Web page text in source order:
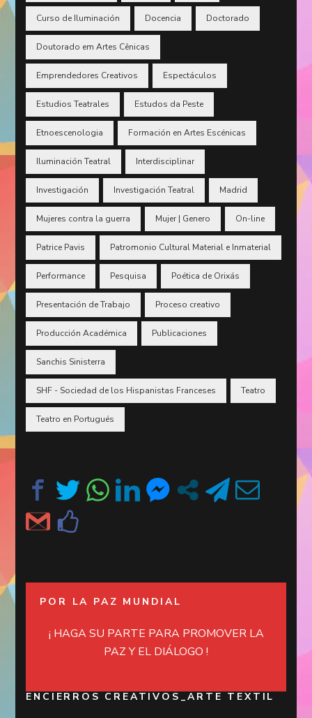
Curso de Iluminación Docencia Doctorado
Doutorado em Artes Cênicas
Emprendedores Creativos Espectáculos
Estudios Teatrales Estudos da Peste
Etnoescenologia Formación en Artes Escénicas
Iluminación Teatral Interdisciplinar
Investigación Investigación Teatral Madrid
Mujeres contra la guerra Mujer | Genero On-line
Patrice Pavis Patromonio Cultural Material e Inmaterial
Performance Pesquisa Poética de Orixás
Presentación de Trabajo Proceso creativo
Producción Académica Publicaciones
Sanchis Sinisterra
SHF - Sociedad de los Hispanistas Franceses Teatro
Teatro en Portugués
POR LA PAZ MUNDIAL
¡ HAGA SU PARTE PARA PROMOVER LA
PAZ Y EL DIÁLOGO !
ENCIERROS CREATIVOS_ARTE TEXTIL